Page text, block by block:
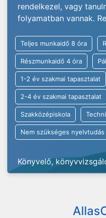
rendelkezel, vagy
folyamatban vannak.
Teljes munkaidő 8 óra
Részmunkaidő 4 óra
1-2 év szakmai tapasztalat
2-4 év szakmai tapasztalat
Szakközépiskola
Nem szükséges nyelvtudás
Könyvelő,